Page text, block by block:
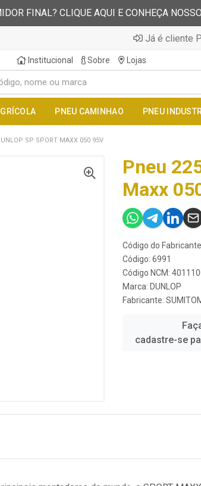
FINAL? CLIQUE AQUI E CONHEÇA
Já é cliente
Institucional Sobre Lojas
PNEU CAMINHAO PNEU
SP SPORT MAXX 050 95V
Pneu
Maxx
Código do
Código: 6991
Código NCM:
Marca: DUNLOP
Fabricante:
cadastre-se